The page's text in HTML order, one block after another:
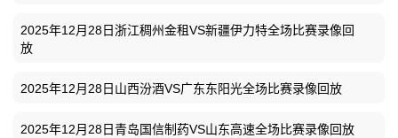
2025年12月28日浙江稠州金租VS新疆伊力特全场比赛录像回
放
2025年12月28日山西汾酒VS广东东阳光全场比赛录像回放
2025年12月28日青岛国信制药VS山东高速全场比赛录像回放